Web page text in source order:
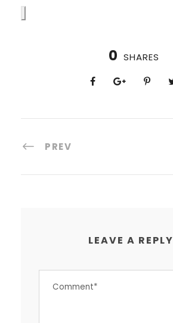
0 SHARES
PREV
LEAVE A REPLY